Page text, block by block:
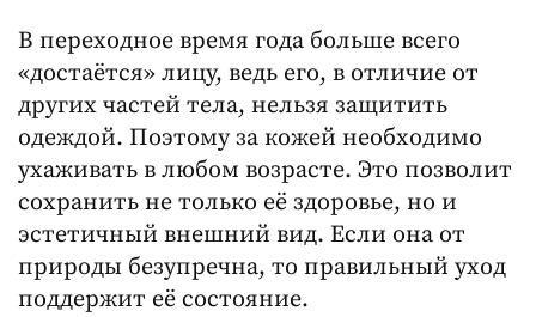
В переходное время года больше всего
«достаётся» лицу, ведь его, в отличие от
других частей тела, нельзя защитить
одеждой. Поэтому за кожей необходимо
ухаживать в любом возрасте. Это позволит
сохранить не только её здоровье, но и
эстетичный внешний вид. Если она от
природы безупречна, то правильный уход
поддержит её состояние.